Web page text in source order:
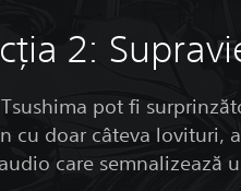
2:
pot fi
cu doar câteva lovituri,
care semnalizează